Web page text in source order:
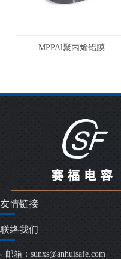
MPPAl聚丙烯铝膜
友情链接
联络我们
> 邮箱： sunxs@anhuisafe.com